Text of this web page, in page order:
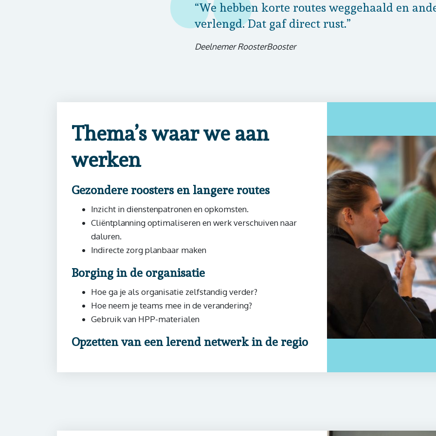
“We hebben korte routes weggehaald en
verlengd. Dat gaf direct rust.”
Deelnemer RoosterBooster
Thema’s waar we aan
werken
Gezondere roosters en langere routes
Inzicht in dienstenpatronen en opkomsten.
Cliëntplanning optimaliseren en werk verschuiven naar
daluren.
Indirecte zorg planbaar maken
Borging in de organisatie
Hoe ga je als organisatie zelfstandig verder?
Hoe neem je teams mee in de verandering?
Gebruik van HPP-materialen
Opzetten van een lerend netwerk in de regio